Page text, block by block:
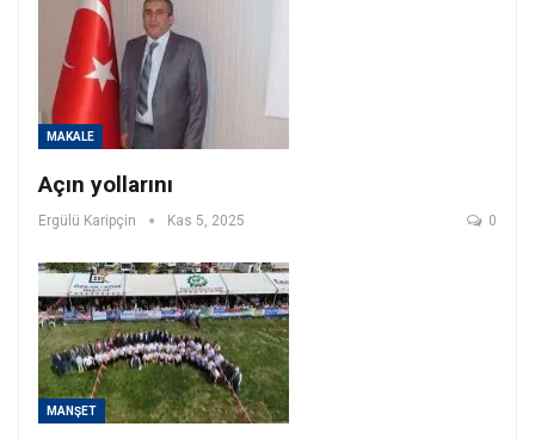
MAKALE
Açın yollarını
Ergülü Karipçin Kas 5, 2025 0
MANŞET